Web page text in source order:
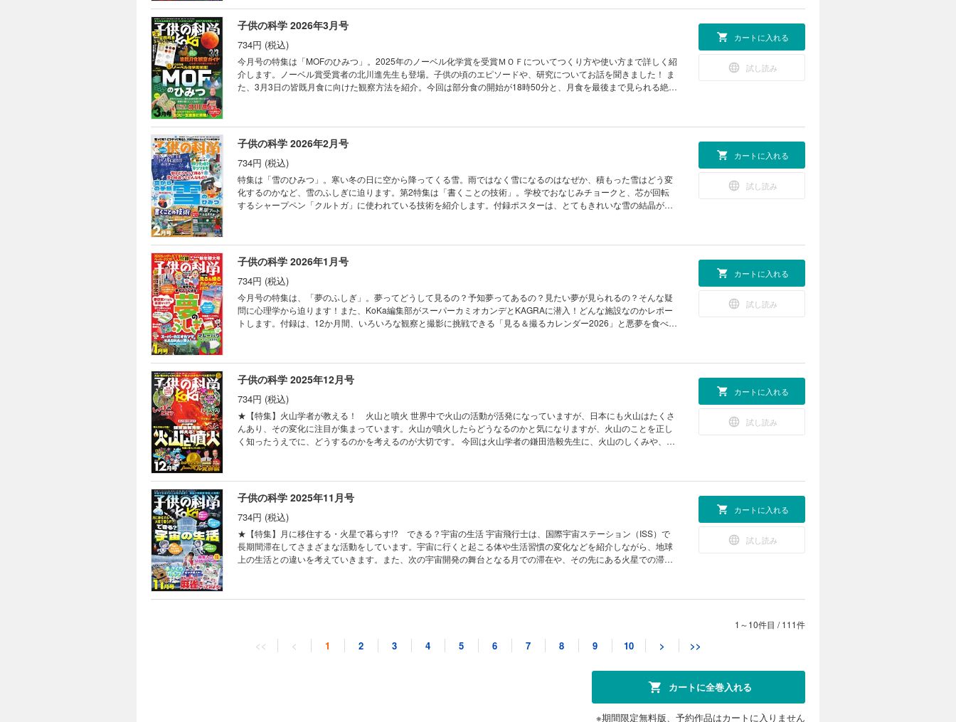
15 因縁の敵、現る!? ［とじ込み付録]いろんなカタチをつくろう！ シルエットパズル
プレ！ ［特集］キケンなワケに科学で挑む！ 超危険生物のパワー ［特集］3つの世界記録を達成！ 地球で一番深
い海からの超深海サンプルリターン KoKa手帳使い方ガイド 電気で学ぼうSDGs 地域を活性化させる未来型の野球
場 エスコンフィールドHOKKAIDO おうちや教室ですぐできる！ トッポとチィのひまつぶし実験室 なぜ？ な
ぜ？ どうして？ ビーカーくんがゆく ビーカーくん、巨大細胞に出会う!? の巻 錯覚道 縦断勾配錯視（理論編）
たくさん知って、もっと会いたくなる 動物園の動物 チーター 南極通信 基地の電気を守る ひとときの北極通
信 空から観察する北極のクジラたち 宇宙はドラマチック！ ガスと星が降る銀河？ 宇宙に広げた大きな傘 ポケ
デン トキドキサクラフブキ 読者の写真コンテスト こんなの撮れた！ 読者の写真コンテスト こんなの撮れた！
モージャ博士の縁側科学教室 第27話 ジャガイモの毒素を増やさないためには？ KoKaひろば まんが ロジカル・
ミステリー・ツアー 気象ミステリーツアー14 世界のさまざまな気候 ［とじ込み付録］ペーパークラフト ミニ
チュア生きもの観察 ビオトープ ［別冊付録］KoKa手帳2026
子供の科学 2026年3月号
734円 (税込)
今月号の特集は「MOFのひみつ」。2025年のノーベル化学賞を受賞ＭＯＦについてつくり方や使い方まで詳しく紹
介します。ノーベル賞受賞者の北川進先生も登場。子供の頃のエピソードや、研究についてお話を聞きました！ ま
た、3月3日の皆既月食に向けた観察方法を紹介。今回は部分食の開始が18時50分と、月食を最後まで見られる絶好
年ノーベル化学賞受賞！ どんな物質？ どんなことができるの？ MOFのひみつ ［特集］ひなまつりの夜の天体ショ
ー 3月3日の皆既月食を見よう！ おうちや教室ですぐできる！ トッポとチィのひまつぶし実験室 なぜ？ なぜ？
どうして？ ビーカーくんがゆく ビーカーくん、消火器に安心する!? の巻 小中学生トコトンチャレンジ2025 成
果発表会開催！ 世界の不思議な植物 ハネフクベ たくさん知って、もっと会いたくなる 動物園の動物 オオサン
ショウウオ 読者の写真コンテスト こんなの撮れた！ ポケデン オートぼんぼり 宇宙はドラマチック！ 遠く深
く、宇宙を見渡す窓 錯覚道 背景写真につられる脳（実践編） 学校でも塾でも教えてくれない！生き残る技術 生
き残るための「応急手当」を覚える！ キミのひらめきが形になる！ AkaDakoものづくりラボ 第8回 生成AIで
カートに入れる
試し読み
子供の科学 2026年2月号
734円 (税込)
特集は「雪のひみつ」。寒い冬の日に空から降ってくる雪。雨ではなく雪になるのはなぜか、積もった雪はどう変
化するのかなど、雪のふしぎに迫ります。第2特集は「書くことの技術」。学校でおなじみチョークと、芯が回転
するシャープペン「クルトガ」に使われている技術を紹介します。付録ポスターは、とてもきれいな雪の結晶が大
雪の結晶ってどんなもの？ 空からの手紙 雪のひみつ ［特集］書くことの技術 みんなで描こう！ KoKa黒板アー
ト大会結果発表！ Nichigaku黒板アート甲子園®2025 表彰式リポート 電気で学ぼうSDGs 赤外光を利用して電気
をつくる 透明な太陽電池 おうちや教室ですぐできる！ トッポとチィのひまつぶし実験室 なぜ？ なぜ？ どうし
て？ ビーカーくんがゆく ビーカーくん消火器に囲まれる!? の巻 たくさん知って、もっと会いたくなる 動物園
の動物 シマウマ 大学・高専・海外校合格者が語るNEST LAB.での挑戦 「好き」を究めた研究が未来を拓く！
南極通信 南極の海の魚たち ひとときの北極通信 海洋地球研究船「みらい」の最後の北極公開に潜入！ 読者の写
真コンテスト こんなの撮れた！ ポケデン ニギルンダー 宇宙はドラマチック！ 星団とガス星雲、偶然の出会い
る！振り子時計式キツツキ君 わくわく理科授業 八重山の環境に学ぶ「理科教育」とは？ コカネットFUN！ すこ
ぶるクイズ まんが モージャ博士の縁側科学教室 第25話 冬に植物が凍らないのはナゼ？ KoKaひろば まんが
ロジカル・ミステリー・ツアー 気象ミステリーツアー12 雪国は大変!? ［別冊付録］さまざまな形に注目してみ
よう 雪の結晶ポスター
カートに入れる
試し読み
子供の科学 2026年1月号
734円 (税込)
今月号の特集は、「夢のふしぎ」。夢ってどうして見るの？予知夢ってあるの？見たい夢が見られるの？そんな疑
問に心理学から迫ります！また、KoKa編集部がスーパーカミオカンデとKAGRAに潜入！どんな施設なのかレポー
トします。付録は、12か月間、いろいろな観察と撮影に挑戦できる「見る＆撮るカレンダー2026」と悪夢を食べて
ぐに忘れるのはなぜ？ 心理学から夢のナゾに迫る！ 夢のふしぎ スーパーカミオカンデとKAGRAにKoKa編集部が
潜入したぞ！ 診断書をつくるお手伝い！ 医療の現場を支えるMEDI-Papyrusがスゴい！ おうちや教室ですぐでき
る！ トッポとチィのひまつぶし実験室 なぜ？ なぜ？ どうして？ ビーカーくんがゆく ビーカーくん、レーザーを
体感!? の巻 2025年ノーベル生理学・医学賞受賞 坂口志文先生interview 世界の不思議な植物 野生のバニラ たくさ
ん知って、もっと会いたくなる 動物園の動物 ビントロング 読者の写真コンテスト こんなの撮れた！ ポケデ
ン シンキングタイマー 宇宙はドラマチック！ 16世紀、ティコが見た星は？ 錯覚道 ピンナ錯視（実践編） 子
供の科学見る＆撮るカレンダー2026（カレンダーの使い方紹介） 学校でも塾でも教えてくれない！生き残る技
FUN！ すこぶるクイズ まんが モージャ博士の縁側科学教室 第24話 たくさん寝ても眠いのはナゼ？ KoKaひ
ろば まんが ロジカル・ミステリー・ツアー 気象ミステリーツアー11 西高東低と冬の風邪 ［とじ込み付録］悪
夢を食べてくれる!? マレーバクペーパークラフト ［別冊付録］2026年は観察＆撮影にチャレンジしよう！ 見る＆
撮るカレンダー2026
カートに入れる
試し読み
子供の科学 2025年12月号
734円 (税込)
★【特集】火山学者が教える！ 火山と噴火 世界中で火山の活動が活発になっていますが、日本にも火山はたくさ
んあり、その変化に注目が集まっています。火山が噴火したらどうなるのかと気になりますが、火山のことを正し
く知ったうえでに、どうするのかを考えるのが大切です。 今回は火山学者の鎌田浩毅先生に、火山のしくみや、噴
りやすく解説します。 また、物理学賞の受賞研究についても併せて紹介しています。 ★【特集】知っているようで
知らない!? しっぽのヒミツ 多くの生き物にはしっぽがあって、いろいろな形をしています。しっぽはどのように使
われているのでしょうか？ また、人間にはしっぽがありませんが、実は「しっぽを失くした」そうなのです。そ
れはなぜなのでしょうか？しっぽの不思議を解明します！ ★【とじ込み付録】KoKaのキャラたちで飾りつけよ
う！ KoKaクリスマスリース ペーパークラフト 目次 2025年ノーベル賞・日本人2名がダブル受賞！ コカトピ！
火山学者が教える！ 火山と噴火 知ってるようで知らない!? しっぽのヒミツ コカプレ！ 電気で学ぼうSDGs 最
新技術でAIが送電線を点検 ドローン自律飛行システム おうちや教室ですぐできる！ トッポとチィのひまつぶし実
の、サバイバルクッキング！ キミのひらめきが形になる！ AkaDakoものづくりラボ 第5回 カイロの温度が下
のか？ ベジフル新聞 ごはんはスゴイ！ 日本のお米 めざせ！ マスマジシャン カレンダー足し算マジックにチ
ャレンジ！ コドモノカガク製作所 おなじみのキャラで飾りつけ！ KoKaクリスマスリース わくわく理科授業 キ
カートに入れる
試し読み
子供の科学 2025年11月号
734円 (税込)
★【特集】月に移住する・火星で暮らす!? できる？宇宙の生活 宇宙飛行士は、国際宇宙ステーション（ISS）で
長期間滞在してさまざまな活動をしています。宇宙に行くと起こる体や生活習慣の変化などを紹介しながら、地球
上の生活との違いを考えていきます。また、次の宇宙開発の舞台となる月での滞在や、その先にある火星での滞在
供向けの大会も開催されています。精神力が鍛えられたり、算数に強くなるといったところも注目されている麻雀
レ！ 月に移住する・火星で暮らす!? できる？ 宇宙の生活 最強の頭脳スポーツ 麻雀をやってみよう！ [新連載]ひ
ーくんがゆく ビーカーくん、木材ならではを知る!? の巻 トコトンチャレンジ2025 受賞者×パートナー企業で研
究中！ 世界の不思議な植物 フェネストラリア たくさん知って、もっと会いたくなる 動物園の動物 ラクダ 読
者の写真コンテスト こんなの撮れた！ ポケデン ジャンケンカツト 宇宙はドラマチック！ 似ているようで似て
いない 錯覚道 ガボールパッチと動いて見える錯視（実践編） 学校でも塾でも教えてくれない！生き残る技術 災
カートに入れる
試し読み
★【特集】身近だけど不思議な生き物 キノコのミステリー 公園を散歩すると見かけたり、食卓にもよく並ぶキノ
だ 7万年・45m 世界一長い年縞を見に行こう！ 「年縞」とは縞模様を保ったまま積み重ねられた泥の地層のこ
とです。世界一長い年縞が見つかった福井県の水月湖と年縞博物館に伺って年縞を見てきました！ 過去の気候に
ついて教えてくれるだけでなく、これからの気候を考える上でも参考になります。みなさんも一緒に考えてみませ
カートに入れる
1～10件目 /111件
<< < 1 2 3 4 5 6 7 8 9 10 > >>
カートに全巻入れる
※期間限定無料版、予約作品はカートに入りません